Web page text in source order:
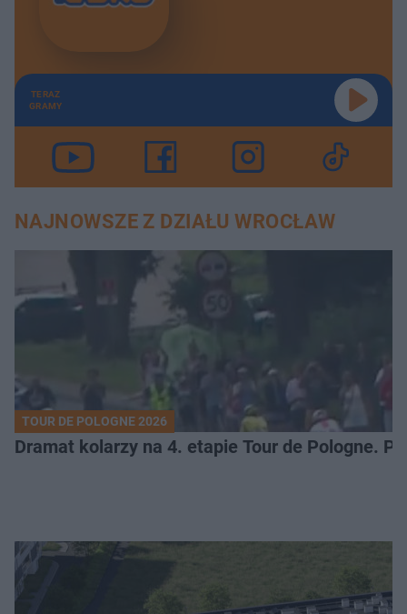
TERAZ
GRAMY
NAJNOWSZE Z DZIAŁU WROCŁAW
TOUR DE POLOGNE 2026
Dramat kolarzy na 4. etapie Tour de Pologne.